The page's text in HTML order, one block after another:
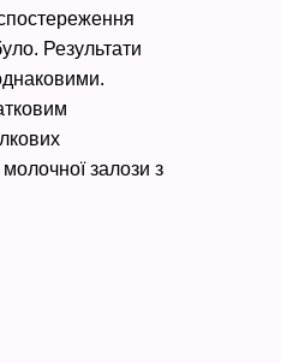
Результати
залози з